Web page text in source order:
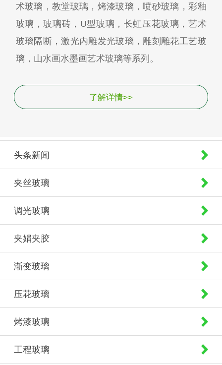
术玻璃，教堂玻璃，烤漆玻璃，喷砂玻璃，彩釉
玻璃，玻璃砖，U型玻璃，长虹压花玻璃，艺术
玻璃隔断，激光内雕发光玻璃，雕刻雕花工艺玻
璃，山水画水墨画艺术玻璃等系列。
了解详情>>
头条新闻
夹丝玻璃
调光玻璃
夹娟夹胶
渐变玻璃
压花玻璃
烤漆玻璃
工程玻璃